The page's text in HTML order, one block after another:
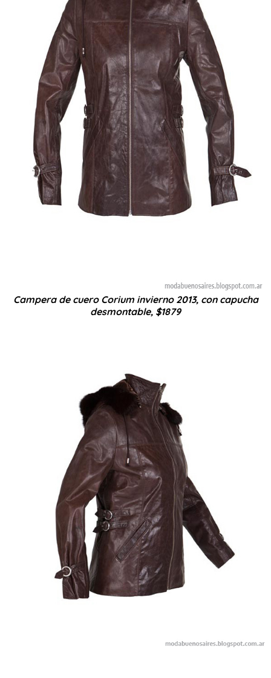
Campera de cuero Corium invierno 2013, con capucha
desmontable, $1879